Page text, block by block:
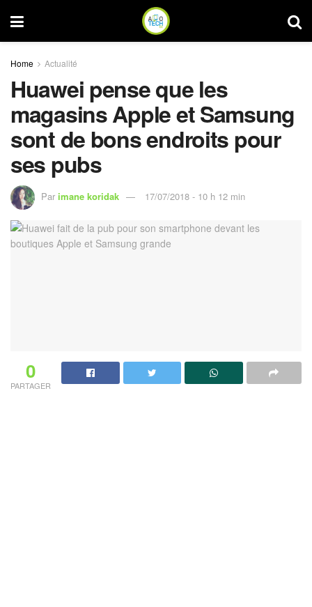
Home Actualité
Huawei pense que les
magasins Apple et Samsung
sont de bons endroits pour
ses pubs
Par imane koridak 17/07/2018 - 10 h 12 min
0
PARTAGER